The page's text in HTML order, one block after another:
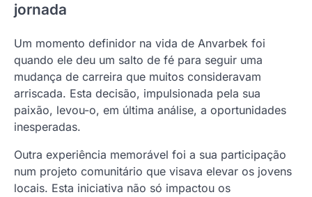
jornada
Um momento definidor na vida de Anvarbek foi
quando ele deu um salto de fé para seguir uma
mudança de carreira que muitos consideravam
arriscada. Esta decisão, impulsionada pela sua
paixão, levou-o, em última análise, a oportunidades
inesperadas.
Outra experiência memorável foi a sua participação
num projeto comunitário que visava elevar os jovens
locais. Esta iniciativa não só impactou os